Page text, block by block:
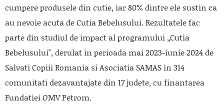
cumpere produsele din cutie, iar 80% dintre ele sustin ca
au nevoie acuta de Cutia Bebelusului. Rezultatele fac
parte din studiul de impact al programului „Cutia
Bebelusului", derulat in perioada mai 2023-iunie 2024 de
Salvati Copiii Romania si Asociatia SAMAS in 314
comunitati dezavantajate din 17 judete, cu finantarea
Fundatiei OMV Petrom.